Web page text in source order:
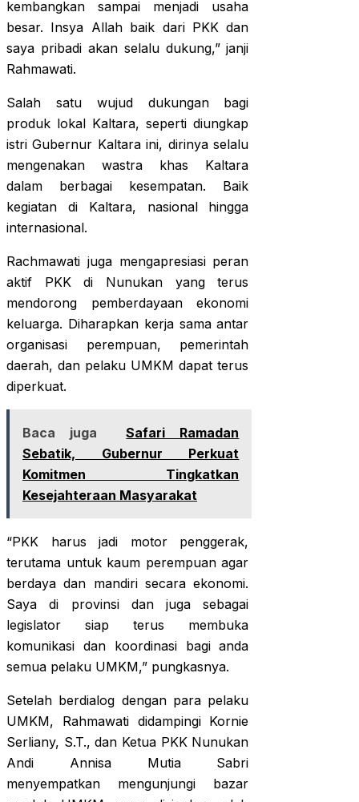
kembangkan sampai menjadi usaha
besar. Insya Allah baik dari PKK dan
saya pribadi akan selalu dukung,” janji
Rahmawati.
Salah satu wujud dukungan bagi
produk lokal Kaltara, seperti diungkap
istri Gubernur Kaltara ini, dirinya selalu
mengenakan wastra khas Kaltara
dalam berbagai kesempatan. Baik
kegiatan di Kaltara, nasional hingga
internasional.
Rachmawati juga mengapresiasi peran
aktif PKK di Nunukan yang terus
mendorong pemberdayaan ekonomi
keluarga. Diharapkan kerja sama antar
organisasi perempuan, pemerintah
daerah, dan pelaku UMKM dapat terus
diperkuat.
Baca juga
Safari Ramadan
Sebatik, Gubernur Perkuat
Komitmen Tingkatkan
Kesejahteraan Masyarakat
“PKK harus jadi motor penggerak,
terutama untuk kaum perempuan agar
berdaya dan mandiri secara ekonomi.
Saya di provinsi dan juga sebagai
legislator siap terus membuka
komunikasi dan koordinasi bagi anda
semua pelaku UMKM,” pungkasnya.
Setelah berdialog dengan para pelaku
UMKM, Rahmawati didampingi Kornie
Serliany, S.T., dan Ketua PKK Nunukan
Andi Annisa Mutia Sabri
menyempatkan mengunjungi bazar